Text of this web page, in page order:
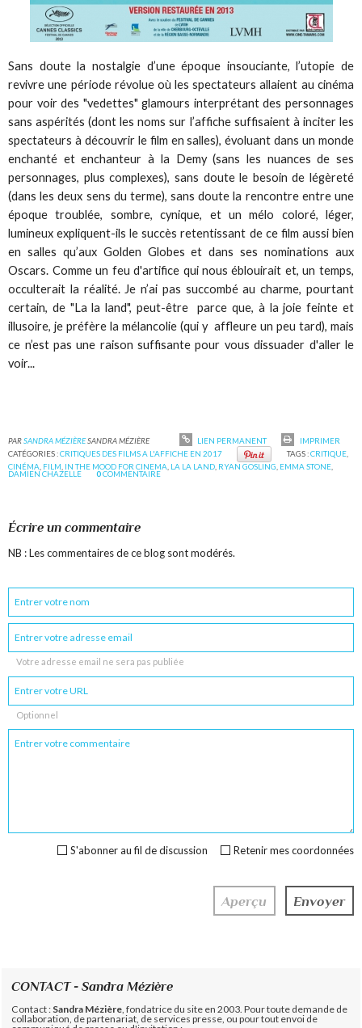
Sans doute la nostalgie d’une époque insouciante, l’utopie de
revivre une période révolue où les spectateurs allaient au cinéma
pour voir des "vedettes" glamours interprétant des personnages
sans aspérités (dont les noms sur l’affiche suffisaient à inciter les
spectateurs à découvrir le film en salles), évoluant dans un monde
enchanté et enchanteur à la Demy (sans les nuances de ses
personnages, plus complexes), sans doute le besoin de légèreté
(dans les deux sens du terme), sans doute la rencontre entre une
époque troublée, sombre, cynique, et un mélo coloré, léger,
lumineux expliquent-ils le succès retentissant de ce film aussi bien
en salles qu’aux Golden Globes et dans ses nominations aux
Oscars. Comme un feu d'artifice qui nous éblouirait et, un temps,
occulterait la réalité. Je n’ai pas succombé au charme, pourtant
certain, de "La la land", peut-être parce que, à la joie feinte et
illusoire, je préfère la mélancolie (qui y affleure un peu tard), mais
ce n’est pas une raison suffisante pour vous dissuader d'aller le
voir...
PARSANDRA MÉZIÈRESANDRA MÉZIÈRE LIEN PERMANENT
IMPRIMER
CATÉGORIES :CRITIQUES DES FILMS A L'AFFICHE EN 2017 TAGS :CRITIQUE,
CINÉMA FILM IN THE MOOD FOR CINEMA LA LA LAND RYAN GOSLING EMMA STONE
DAMIEN CHAZELLE 0COMMENTAIRE
Écrire un commentaire
NB : Les commentaires de ce blog sont modérés.
Votre adresse email ne sera pas publiée
Optionnel
Retenir mes coordonnées
S'abonner au fil de discussion
CONTACT - Sandra Mézière
Contact : Sandra Mézière , fondatrice du site en 2003. Pour toute demande de
collaboration, de partenariat, de services presse, ou pour tout envoi de